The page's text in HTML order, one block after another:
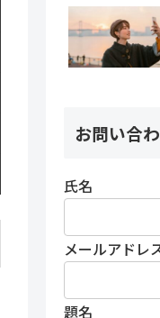
お問い合
氏名
メールアドレ
題名